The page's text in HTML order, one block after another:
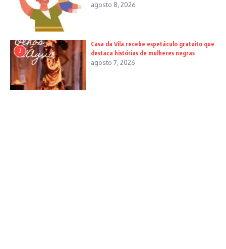
agosto 8, 2026
3
Casa da Vila recebe espetáculo gratuito que
destaca histórias de mulheres negras
agosto 7, 2026